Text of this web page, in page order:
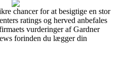
chancer for at besigtige en stor
ratings og herved anbefales
vurderinger af Gardner
forinden du lægger din